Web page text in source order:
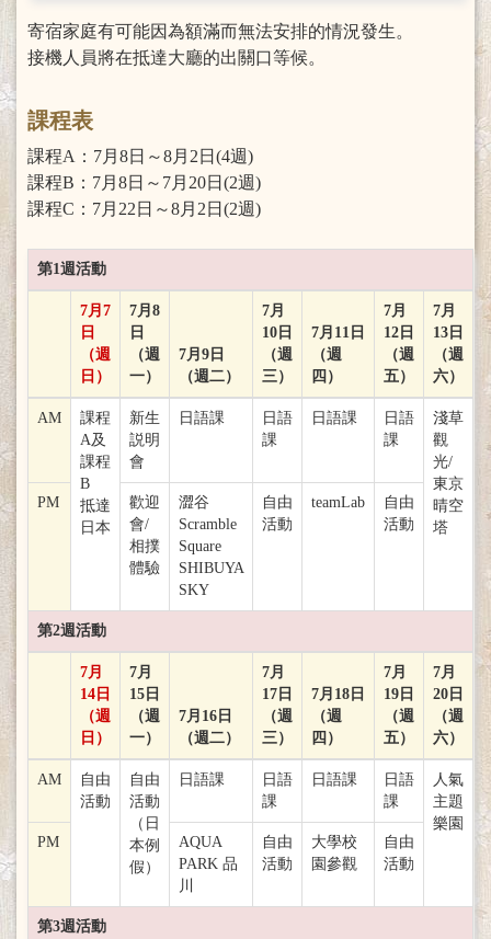
寄宿家庭有可能因為額滿而無法安排的情況發生。
接機人員將在抵達大廳的出關口等候。
課程表
課程A：7月8日～8月2日(4週)
課程B：7月8日～7月20日(2週)
課程C：7月22日～8月2日(2週)
第1週活動
7月7
日
（週
日）
7月8
日
（週
一）
7月9日
（週二）
7月
10日
（週
三）
7月11日
（週
四）
7月
12日
（週
五）
7月
13日
（週
六）
AM
課程
A及
課程
B
抵達
日本
新生
説明
會
日語課
日語
課
日語課
日語
課
淺草
觀
光/
東京
晴空
塔
PM
歡迎
會/
相撲
體驗
澀谷
Scramble
Square
SHIBUYA
SKY
自由
活動
teamLab
自由
活動
第2週活動
7月
14日
（週
日）
7月
15日
（週
一）
7月16日
（週二）
7月
17日
（週
三）
7月18日
（週
四）
7月
19日
（週
五）
7月
20日
（週
六）
AM
自由
活動
自由
活動
（日
本例
假）
日語課
日語
課
日語課
日語
課
人氣
主題
樂園
PM
AQUA
PARK 品
川
自由
活動
大學校
園參觀
自由
活動
第3週活動